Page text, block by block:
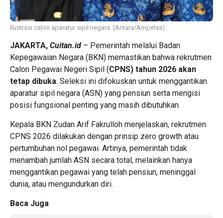
Ilustrasi calon aparatur sipil negara. (Antara/Ampelsa)
JAKARTA, Cuitan.id – Pemerintah melalui Badan
Kepegawaian Negara (BKN) memastikan bahwa rekrutmen
Calon Pegawai Negeri Sipil (CPNS) tahun 2026 akan
tetap dibuka. Seleksi ini difokuskan untuk menggantikan
aparatur sipil negara (ASN) yang pensiun serta mengisi
posisi fungsional penting yang masih dibutuhkan.
Kepala BKN Zudan Arif Fakrulloh menjelaskan, rekrutmen
CPNS 2026 dilakukan dengan prinsip zero growth atau
pertumbuhan nol pegawai. Artinya, pemerintah tidak
menambah jumlah ASN secara total, melainkan hanya
menggantikan pegawai yang telah pensiun, meninggal
dunia, atau mengundurkan diri.
Baca Juga